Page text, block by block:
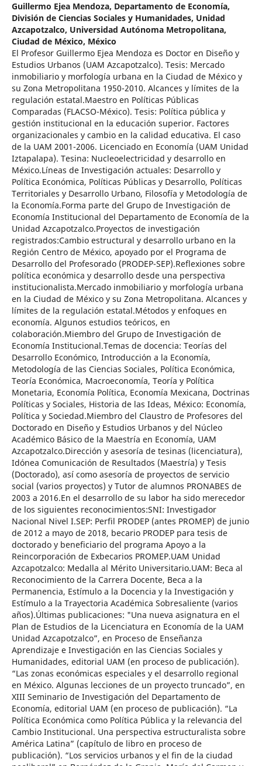
Guillermo Ejea Mendoza, Departamento de Economía,
División de Ciencias Sociales y Humanidades, Unidad
Azcapotzalco, Universidad Autónoma Metropolitana,
Ciudad de México, México
El Profesor Guillermo Ejea Mendoza es Doctor en Diseño y
Estudios Urbanos (UAM Azcapotzalco). Tesis: Mercado
inmobiliario y morfología urbana en la Ciudad de México y
su Zona Metropolitana 1950-2010. Alcances y límites de la
regulación estatal.Maestro en Políticas Públicas
Comparadas (FLACSO-México). Tesis: Política pública y
gestión institucional en la educación superior. Factores
organizacionales y cambio en la calidad educativa. El caso
de la UAM 2001-2006. Licenciado en Economía (UAM Unidad
Iztapalapa). Tesina: Nucleoelectricidad y desarrollo en
México.Líneas de Investigación actuales: Desarrollo y
Política Económica, Políticas Públicas y Desarrollo, Políticas
Territoriales y Desarrollo Urbano, Filosofía y Metodología de
la Economía.Forma parte del Grupo de Investigación de
Economía Institucional del Departamento de Economía de la
Unidad Azcapotzalco.Proyectos de investigación
registrados:Cambio estructural y desarrollo urbano en la
Región Centro de México, apoyado por el Programa de
Desarrollo del Profesorado (PRODEP-SEP).Reflexiones sobre
política económica y desarrollo desde una perspectiva
institucionalista.Mercado inmobiliario y morfología urbana
en la Ciudad de México y su Zona Metropolitana. Alcances y
límites de la regulación estatal.Métodos y enfoques en
economía. Algunos estudios teóricos, en
colaboración.Miembro del Grupo de Investigación de
Economía Institucional.Temas de docencia: Teorías del
Desarrollo Económico, Introducción a la Economía,
Metodología de las Ciencias Sociales, Política Económica,
Teoría Económica, Macroeconomía, Teoría y Política
Monetaria, Economía Política, Economía Mexicana, Doctrinas
Políticas y Sociales, Historia de las Ideas, México: Economía,
Política y Sociedad.Miembro del Claustro de Profesores del
Doctorado en Diseño y Estudios Urbanos y del Núcleo
Académico Básico de la Maestría en Economía, UAM
Azcapotzalco.Dirección y asesoría de tesinas (licenciatura),
Idónea Comunicación de Resultados (Maestría) y Tesis
(Doctorado), así como asesoría de proyectos de servicio
social (varios proyectos) y Tutor de alumnos PRONABES de
2003 a 2016.En el desarrollo de su labor ha sido merecedor
de los siguientes reconocimientos:SNI: Investigador
Nacional Nivel I.SEP: Perfil PRODEP (antes PROMEP) de junio
de 2012 a mayo de 2018, becario PRODEP para tesis de
doctorado y beneficiario del programa Apoyo a la
Reincorporación de Exbecarios PROMEP.UAM Unidad
Azcapotzalco: Medalla al Mérito Universitario.UAM: Beca al
Reconocimiento de la Carrera Docente, Beca a la
Permanencia, Estímulo a la Docencia y la Investigación y
Estímulo a la Trayectoria Académica Sobresaliente (varios
años).Últimas publicaciones: "Una nueva asignatura en el
Plan de Estudios de la Licenciatura en Economía de la UAM
Unidad Azcapotzalco”, en Proceso de Enseñanza
Aprendizaje e Investigación en las Ciencias Sociales y
Humanidades, editorial UAM (en proceso de publicación).
“Las zonas económicas especiales y el desarrollo regional
en México. Algunas lecciones de un proyecto truncado”, en
XIII Seminario de Investigación del Departamento de
Economía, editorial UAM (en proceso de publicación). “La
Política Económica como Política Pública y la relevancia del
Cambio Institucional. Una perspectiva estructuralista sobre
América Latina” (capítulo de libro en proceso de
publicación). “Los servicios urbanos y el fin de la ciudad